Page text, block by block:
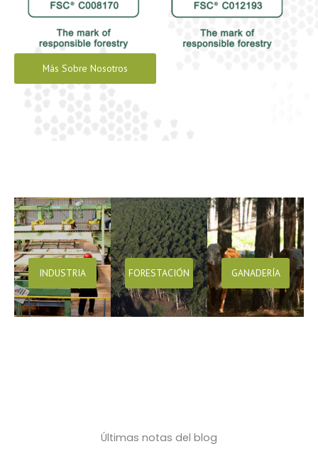
Más Sobre Nosotros
INDUSTRIA FORESTACIÓN GANADERÍA
Últimas notas del blog